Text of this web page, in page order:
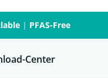
| PFAS-Free
Center